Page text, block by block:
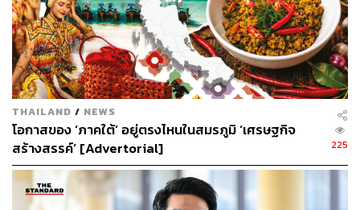
กระแสการท่องเที่ยวคนเดียวในเหล่าสาวๆ ได้ท้าทายกรอบ
ความคิดแบบเดิมเกี่ยวกับเพศหญิงที่ยึดติดกับความปลอดภัย
และความสะดวกสบาย สะท้อนให้เห็นถึงแนวคิด second
wave feminist ที่เกิดขึ้นในสหรัฐอเมริกาช่วงปี 1960 และได้
แพร่กระจายไปทั่วยุโรป โดยเน้นไปที่การพึ่งพาตนเองเป็น
หลัก อยากไปไหนจงออกไปทำ และไม่ต้องนั่งรอเพื่อนชาย
หรือควงแฟนไปด้วยอีกต่อไป ทำให้สาวๆ เริ่มอยากออกไปทำ
อะไรด้วยตนเองมากขึ้น
THAILAND / NEWS
โอกาสของ ‘ภาคใต้’ อยู่ตรงไหนในสมรภูมิ ‘เศรษฐกิจ
สร้างสรรค์’ [Advertorial]
225